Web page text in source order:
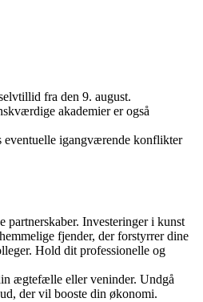
fra den 9. august.
akademier er også
eventuelle igangværende konflikter
Investeringer i kunst
fjender, der forstyrrer dine
Hold dit professionelle og
ægtefælle eller veninder. Undgå
der vil booste din økonomi.